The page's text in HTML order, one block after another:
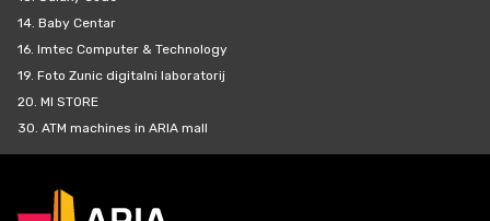
14. Baby Centar
16. Imtec Computer & Technology
19. Foto Zunic digitalni laboratorij
20. MI STORE
30. ATM machines in ARIA mall